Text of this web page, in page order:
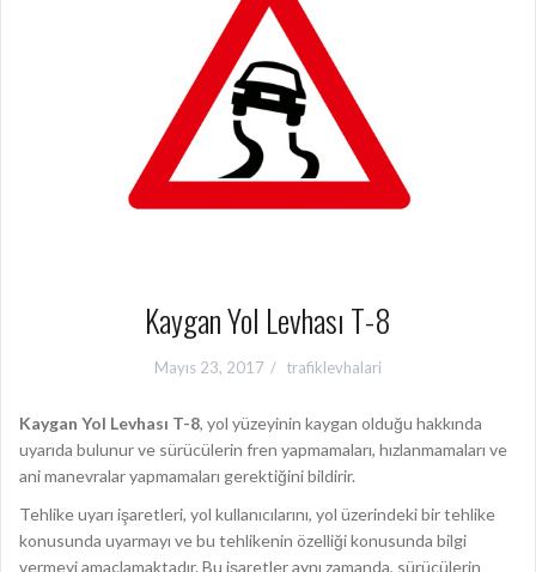
Kaygan Yol Levhası T-8
Mayıs 23, 2017 trafiklevhalari
Kaygan Yol Levhası T-8, yol yüzeyinin kaygan olduğu hakkında
uyarıda bulunur ve sürücülerin fren yapmamaları, hızlanmamaları ve
ani manevralar yapmamaları gerektiğini bildirir.
Tehlike uyarı işaretleri, yol kullanıcılarını, yol üzerindeki bir tehlike
konusunda uyarmayı ve bu tehlikenin özelliği konusunda bilgi
vermeyi amaçlamaktadır. Bu işaretler aynı zamanda, sürücülerin